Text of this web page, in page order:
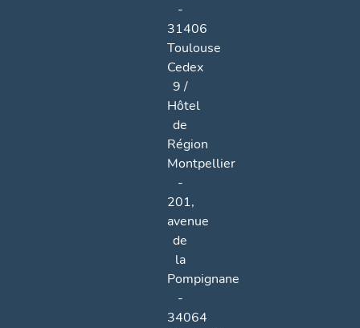
-
31406
Toulouse
Cedex
9 /
Hôtel
de
Région
Montpellier
-
201,
avenue
de
la
Pompignane
-
34064